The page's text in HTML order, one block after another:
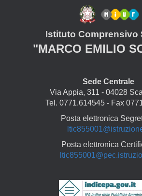
Istituto Comprensivo
"MARCO EMILIO
Sede Centrale
Via Appia, 311 - 04028
Tel. 0771.614545 - Fax
Posta elettronica
Posta elettronica